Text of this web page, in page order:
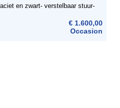
en zwart- verstelbaar stuur-
en hoge ...
€ 1.600,00
Occasion